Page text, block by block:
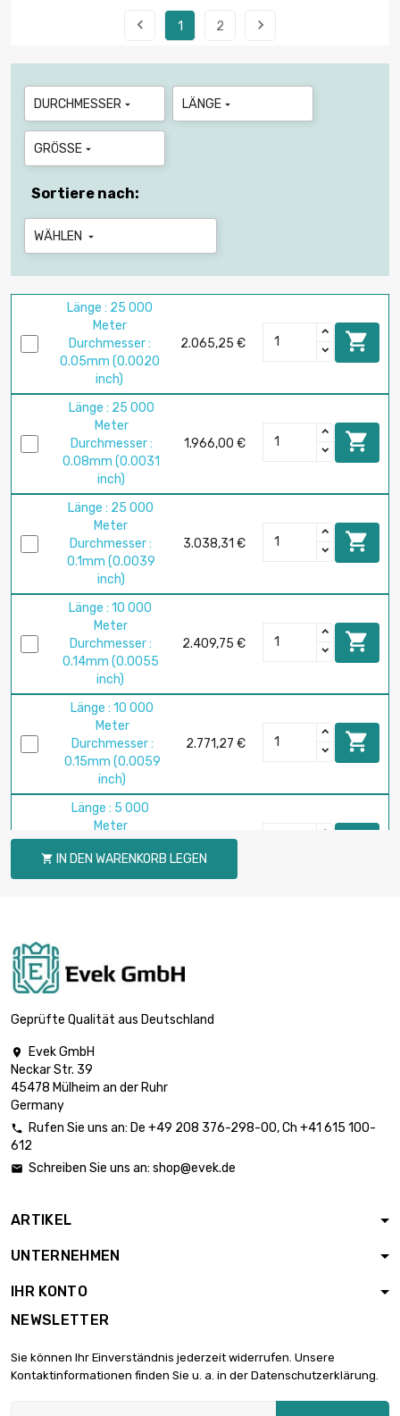
 1 2 
DURCHMESSER  LÄNGE 
GRÖSSE 
Sortiere nach:
WÄHLEN 
Länge : 25 000
Meter
Durchmesser :
0.05mm (0.0020
inch)
2.065,25 € 
Länge : 25 000
Meter
Durchmesser :
0.08mm (0.0031
inch)
1.966,00 € 
Länge : 25 000
Meter
Durchmesser :
0.1mm (0.0039
inch)
3.038,31 € 
Länge : 10 000
Meter
Durchmesser :
0.14mm (0.0055
inch)
2.409,75 € 
Länge : 10 000
Meter
Durchmesser :
0.15mm (0.0059
inch)
2.771,27 € 
Länge : 5 000
Meter
Durchmesser :
0.2mm (≈1/64
inch)
2.497,45 €
0.25mm (0.0098
inch)
Meter
Durchmesser :
0.25mm (0.0098
Meter
0.3mm (0.0118
0.4mm (0.0157
Durchmesser :
inch)
 IN DEN WARENKORB LEGEN
Geprüfte Qualität aus Deutschland

Evek GmbH
Neckar Str. 39
45478 Mülheim an der Ruhr
Germany
 Rufen Sie uns an: De +49 208 376-298-00, Ch +41 615 100-
612
 Schreiben Sie uns an: shop@evek.de
ARTIKEL
UNTERNEHMEN
IHR KONTO
NEWSLETTER
Sie können Ihr Einverständnis jederzeit widerrufen. Unsere
Kontaktinformationen finden Sie u. a. in der Datenschutzerklärung.